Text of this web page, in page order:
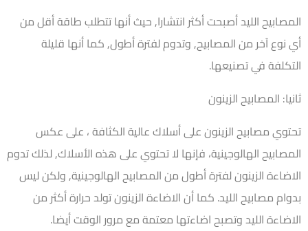
المصابيح الليد أصبحت أكثر انتشارا, حيث أنها تتطلب طاقة أقل من
أي نوع آخر من المصابيح, وتدوم لفترة أطول, كما أنها قليلة
التكلفة في تصنيعها.
ثانيا: المصابيح الزينون
تحتوي مصابيح الزينون على أسلاك عالية الكثافة ، على عكس
المصابيح الهالوجينية، فإنها لا تحتوي على هذه الأسلاك, لذلك تدوم
الاضاءة الزينون لفترة أطول من المصابيح الهالوجينية, ولكن ليس
بدوام مصابيح الليد. كما أن الاضاءة الزينون تولد حرارة أكثر من
الاضاءة الليد وتصبح اضاءتها معتمة مع مرور الوقت أيضا.